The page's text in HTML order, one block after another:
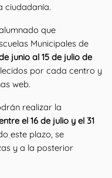
ciudadanía.
que
Municipales de
junio al 15 de julio de
por cada centro y
web.
el 16 de julio y el 31
este plazo, se
y a la posterior